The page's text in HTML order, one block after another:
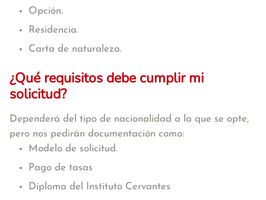
Opción.
Residencia.
Carta de naturaleza.
¿Qué requisitos debe cumplir mi
solicitud?
Dependerá del tipo de nacionalidad a la que se opte,
pero nos pedirán documentación como:
Modelo de solicitud.
Pago de tasas
Diploma del Instituto Cervantes